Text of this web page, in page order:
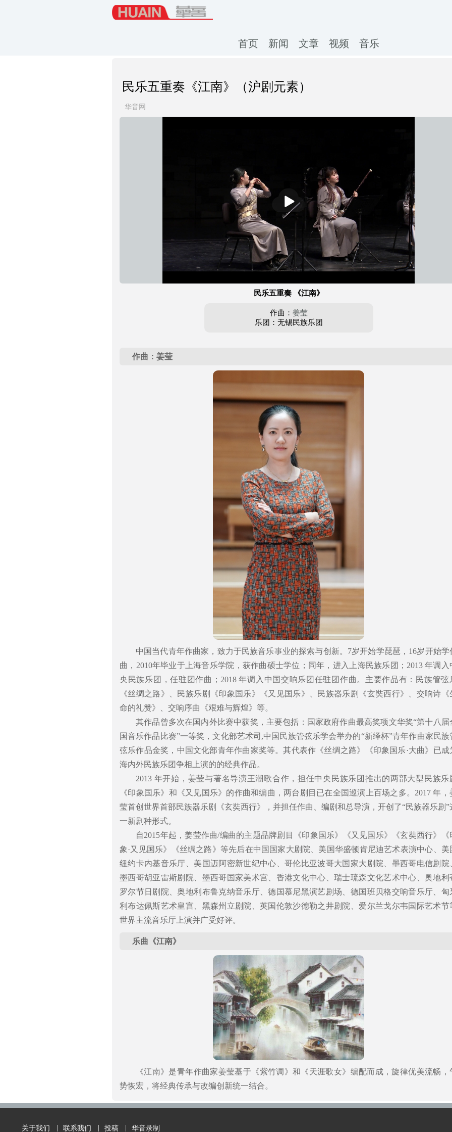
首页 新闻 文章 视频 音乐
民乐五重奏《江南》（沪剧元素）
华音网
放
民乐五重奏 《江南》
作曲： 姜莹
乐团：无锡民族乐团
作曲：姜莹
中国当代青年作曲家，致力于民族音乐事业的探索与创新。7岁开始学琵琶，16岁开始学
曲，2010年毕业于上海音乐学院，获作曲硕士学位；同年，进入上海民族乐团；2013 年调入
央民族乐团，任驻团作曲；2018 年调入中国交响乐团任驻团作曲。主要作品有：民族管弦
《丝绸之路》、民族乐剧《印象国乐》《又见国乐》、民族器乐剧《玄奘西行》、交响诗《
命的礼赞》、交响序曲《艰难与辉煌》等。
其作品曾多次在国内外比赛中获奖，主要包括：国家政府作曲最高奖项文华奖“第十八届
国音乐作品比赛”一等奖，文化部艺术司,中国民族管弦乐学会举办的“新绎杯”青年作曲家民族
弦乐作品金奖，中国文化部青年作曲家奖等。其代表作《丝绸之路》《印象国乐·大曲》已成
海内外民族乐团争相上演的的经典作品。
2013 年开始，姜莹与著名导演王潮歌合作，担任中央民族乐团推出的两部大型民族乐
《印象国乐》和《又见国乐》的作曲和编曲，两台剧目已在全国巡演上百场之多。2017 年，
莹首创世界首部民族器乐剧《玄奘西行》，并担任作曲、编剧和总导演，开创了“民族器乐剧”
一新剧种形式。
自2015年起，姜莹作曲/编曲的主题品牌剧目《印象国乐》《又见国乐》《玄奘西行》《
象·又见国乐》《丝绸之路》等先后在中国国家大剧院、美国华盛顿肯尼迪艺术表演中心、美
纽约卡内基音乐厅、美国迈阿密新世纪中心、哥伦比亚波哥大国家大剧院、墨西哥电信剧院
墨西哥胡亚雷斯剧院、墨西哥国家美术宫、香港文化中心、瑞士琉森文化艺术中心、奥地利
罗尔节日剧院、奥地利布鲁克纳音乐厅、德国慕尼黑演艺剧场、德国班贝格交响音乐厅、匈
利布达佩斯艺术皇宫、黑森州立剧院、英国伦敦沙德勒之井剧院、爱尔兰戈尔韦国际艺术节
世界主流音乐厅上演并广受好评。
乐曲《江南》
《江南》是青年作曲家姜莹基于《紫竹调》和《天涯歌女》编配而成，旋律优美流畅，
势恢宏，将经典传承与改编创新统一结合。
关于我们 联系我们 投稿 华音录制